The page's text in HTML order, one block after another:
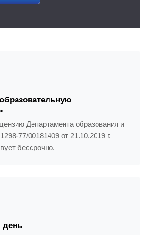
Департамента образования и
77/00181409 от 21.10.2019 г.
бессрочно.
день